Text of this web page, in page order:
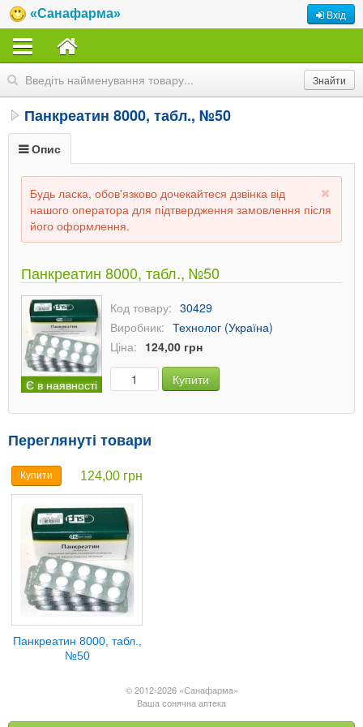
«Санафарма» Вхід
Панкреатин 8000, табл., №50
Опис
Будь ласка, обов'язково дочекайтеся дзвінка від
нашого оператора для підтвердження замовлення після
його оформлення.
Панкреатин 8000, табл., №50
Є в наявності
Код товару: 30429
Виробник: Технолог (Україна)
Ціна: 124,00 грн
Купити
Переглянуті товари
Купити 124,00 грн
Панкреатин 8000, табл.,
№50
© 2012-2026 «Санафарма»
Ваша сонячна аптека